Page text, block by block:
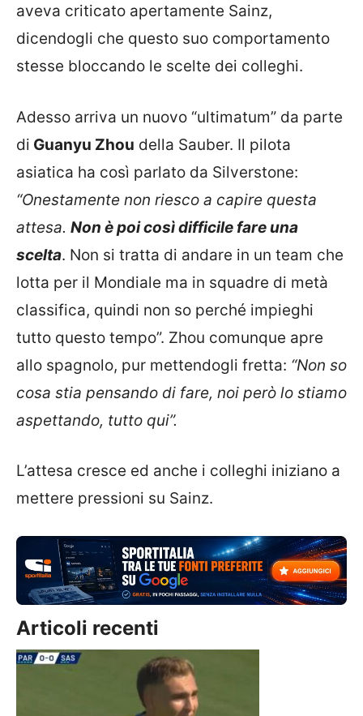
aveva criticato apertamente Sainz,
dicendogli che questo suo comportamento
stesse bloccando le scelte dei colleghi.
Adesso arriva un nuovo “ultimatum” da parte
di Guanyu Zhou della Sauber. Il pilota
asiatica ha così parlato da Silverstone:
“Onestamente non riesco a capire questa
attesa. Non è poi così difficile fare una
scelta. Non si tratta di andare in un team che
lotta per il Mondiale ma in squadre di metà
classifica, quindi non so perché impieghi
tutto questo tempo”. Zhou comunque apre
allo spagnolo, pur mettendogli fretta: “Non so
cosa stia pensando di fare, noi però lo stiamo
aspettando, tutto qui”.
L’attesa cresce ed anche i colleghi iniziano a
mettere pressioni su Sainz.
Articoli recenti